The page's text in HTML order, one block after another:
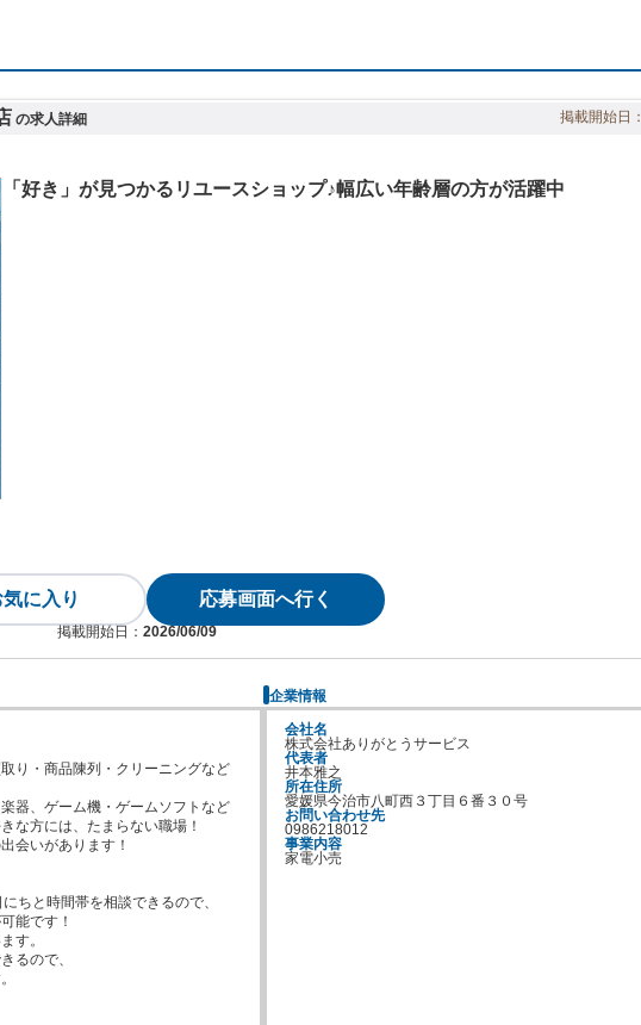
の求人詳細 掲載開始日：
「好き」が見つかるリユースショップ♪幅広い年齢層の方が活躍中
気に入り 応募画面へ行く
掲載開始日： 2026/06/09
り・商品陳列・クリーニングなど
器、ゲーム機・ゲームソフトなど
な方には、たまらない職場！
会いがあります！
ちと時間帯を相談できるので、
能です！
す。
るので、
企業情報
会社名
株式会社ありがとうサービス
代表者
井本雅之
所在住所
愛媛県今治市八町西３丁目６番３０号
お問い合わせ先
0986218012
事業内容
家電小売